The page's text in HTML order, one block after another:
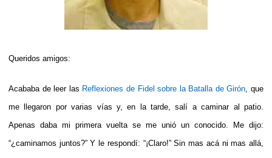
Queridos amigos:
Acababa de leer las Reflexiones de Fidel sobre la Batalla de Girón , que
me llegaron por varias vías y, en la tarde, salí a caminar al patio.
Apenas daba mi primera vuelta se me unió un conocido. Me dijo:
“¿caminamos juntos?” Y le respondí: “¡Claro!” Sin mas acá ni mas allá,